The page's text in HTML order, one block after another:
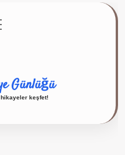
Günlüğü
keşfet!